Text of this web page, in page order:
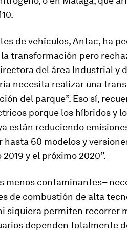
de vehículos, Anfac, ha
transformación pero
del área Industrial y
necesita realizar una
del parque”. Eso sí,
porque los híbridos y
están reduciendo
hasta 60 modelos y
y el próximo 2020”.
menos contaminantes–
de combustión de alta
siquiera permiten recorrer
dependen totalmente